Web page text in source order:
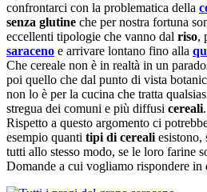
confrontarci con la problematica della
senza glutine che per nostra fortuna
eccellenti tipologie che vanno dal riso,
saraceno e arrivare lontano fino alla
Che cereale non è in realtà in un
poi quello che dal punto di vista
non lo è per la cucina che tratta
stregua dei comuni e più diffusi cereali.
Rispetto a questo argomento ci
esempio quanti tipi di cerealiesistono,
tutti allo stesso modo, se le loro farine
Domande a cui vogliamo rispondere in